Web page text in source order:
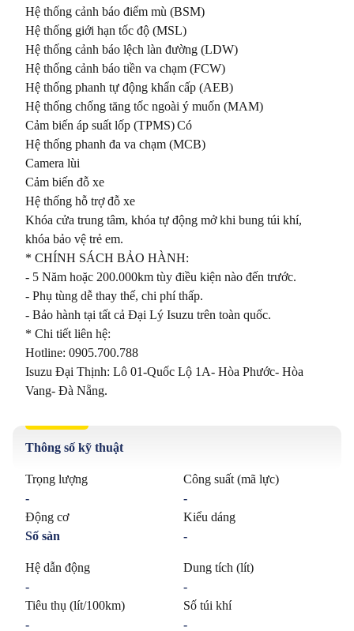
Hệ thống cảnh báo điểm mù (BSM)
Hệ thống giới hạn tốc độ (MSL)
Hệ thống cảnh báo lệch làn đường (LDW)
Hệ thống cảnh báo tiền va chạm (FCW)
Hệ thống phanh tự động khẩn cấp (AEB)
Hệ thống chống tăng tốc ngoài ý muốn (MAM)
Cảm biến áp suất lốp (TPMS)	Có
Hệ thống phanh đa va chạm (MCB)
Camera lùi
Cảm biến đỗ xe
Hệ thống hỗ trợ đỗ xe
Khóa cửa trung tâm, khóa tự động mở khi bung túi khí,
khóa bảo vệ trẻ em.
* CHÍNH SÁCH BẢO HÀNH:
- 5 Năm hoặc 200.000km tùy điều kiện nào đến trước.
- Phụ tùng dễ thay thế, chi phí thấp.
- Bảo hành tại tất cả Đại Lý Isuzu trên toàn quốc.
* Chi tiết liên hệ:
Hotline: 0905.700.788
Isuzu Đại Thịnh: Lô 01-Quốc Lộ 1A- Hòa Phước- Hòa
Thông số kỹ thuật
Trọng lượng
-
Động cơ
Số sàn
Công suất (mã lực)
-
Kiểu dáng
-
Hệ dẫn động
-
Tiêu thụ (lít/100km)
-
Dung tích (lít)
-
Số túi khí
-